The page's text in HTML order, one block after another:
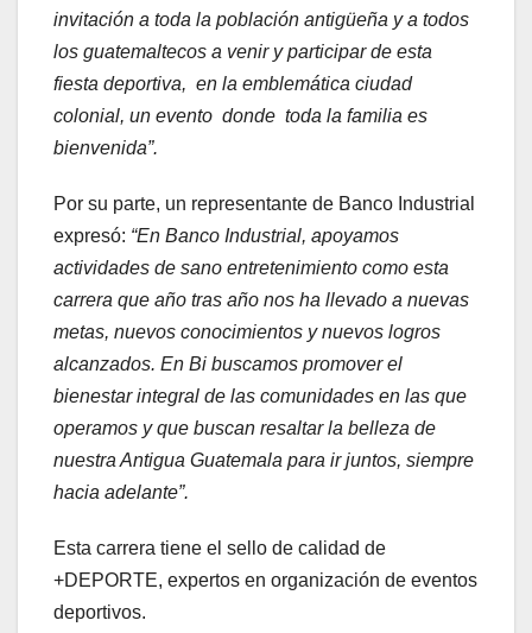
invitación a toda la población antigüeña y a todos
los guatemaltecos a venir y participar de esta
fiesta deportiva, en la emblemática ciudad
colonial, un evento donde toda la familia es
bienvenida”.
Por su parte, un representante de Banco Industrial
expresó: “En Banco Industrial, apoyamos
actividades de sano entretenimiento como esta
carrera que año tras año nos ha llevado a nuevas
metas, nuevos conocimientos y nuevos logros
alcanzados. En Bi buscamos promover el
bienestar integral de las comunidades en las que
operamos y que buscan resaltar la belleza de
nuestra Antigua Guatemala para ir juntos, siempre
hacia adelante”.
Esta carrera tiene el sello de calidad de
+DEPORTE, expertos en organización de eventos
deportivos.